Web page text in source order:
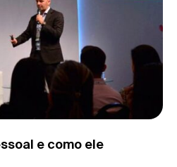
e como ele